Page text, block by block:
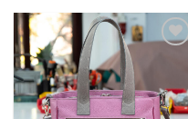
la lista
preferintelor!